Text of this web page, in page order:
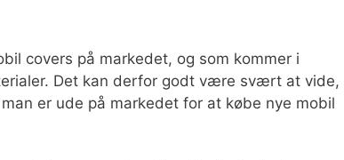
covers på markedet, og som kommer i
Det kan derfor godt være svært at vide,
er ude på markedet for at købe nye mobil